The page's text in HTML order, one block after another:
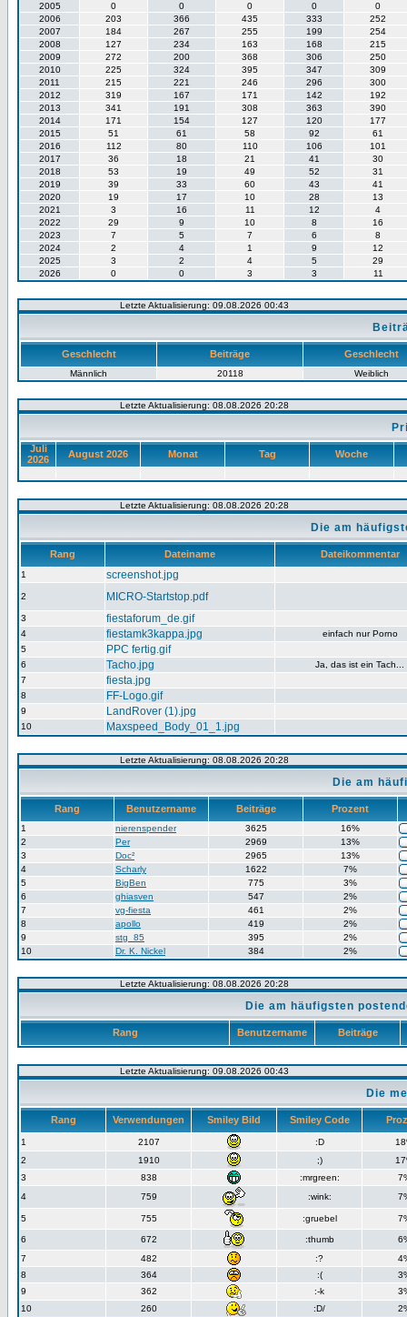
2005 0 0 0 0
0
2006
203 366 435 333
252
2007
184 267 255 199
254
2008
127 234 163 168
215
2009
272 200 368 306
250
2010
225 324 395 347
309
2011
215 221 246 296
300
2012
319 167 171 142
192
2013
341 191 308 363
390
2014
171 154 127 120
177
2015
51 61 58 92
61
2016
112 80 110 106
101
2017
36 18 21 41
30
2018
53 19 49 52
31
2019
39 33 60 43
41
2020
19 17 10 28
13
2021
3 16 11 12
4
2022
29 9 10 8
16
2023
7 5 7 6
8
2024
2 4 1 9
12
2025
3 2 4 5
29
2026
0 0 3 3 11
Letzte Aktualisierung: 09.08.2026 00:43
Geschlecht Beiträge Geschlecht
Männlich 20118 Weiblich
Letzte Aktualisierung: 08.08.2026 20:28
Juli
2026
August 2026 Monat Tag Woche
Letzte Aktualisierung: 08.08.2026 20:28
Die am
Rang Dateiname Dateikommentar
1 screenshot.jpg
2 MICRO-Startstop.pdf
3 fiestaforum_de.gif
4 fiestamk3kappa.jpg
einfach nur Porno
5
PPC fertig.gif
6 Tacho.jpg
Ja, das ist ein Tach...
7
fiesta.jpg
8 FF-Logo.gif
9 LandRover (1).jpg
10 Maxspeed_Body_01_1.jpg
Letzte Aktualisierung: 08.08.2026 20:28
Die am
Rang Benutzername Beiträge Prozent
1 nierenspender 3625
16%
2
Per 2969
13%
3
Doc² 2965
13%
4
Scharly 1622
7%
5
BigBen 775
3%
6
ghiasven 547
2%
7
vg-fiesta 461
2%
8
apollo 419
2%
9
stg_85 395
2%
10
Dr. K. Nickel 384 2%
Letzte Aktualisierung: 08.08.2026 20:28
Die am häufigsten
Rang Benutzername Beiträge
Letzte Aktualisierung: 09.08.2026 00:43
Die
Rang Verwendungen Smiley Bild Smiley Code
1 2107 :D
2
1910 ;)
3
838 :mrgreen:
4
759 :wink:
5 755 :gruebel
6 672 :thumb
7
482 :?
8
364 :(
9
362 :-k
10
260 :D/